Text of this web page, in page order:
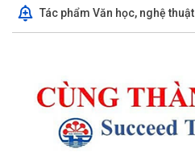
Tác phẩm Văn học, nghệ thuật